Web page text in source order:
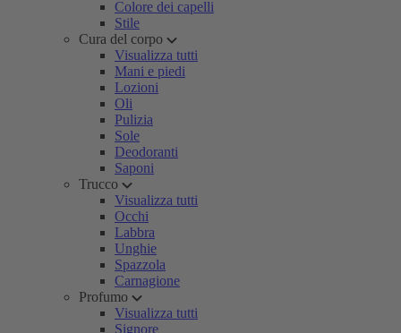
Colore dei capelli
Stile
Cura del corpo
Visualizza tutti
Mani e piedi
Lozioni
Oli
Pulizia
Sole
Deodoranti
Saponi
Trucco
Visualizza tutti
Occhi
Labbra
Unghie
Spazzola
Carnagione
Profumo
Visualizza tutti
Signore